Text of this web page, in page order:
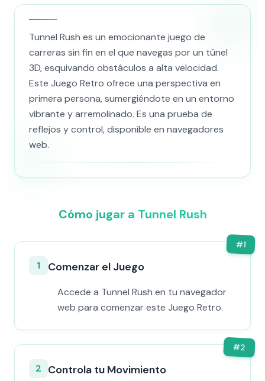
Tunnel Rush es un emocionante juego de
carreras sin fin en el que navegas por un túnel
3D, esquivando obstáculos a alta velocidad.
Este Juego Retro ofrece una perspectiva en
primera persona, sumergiéndote en un entorno
vibrante y arremolinado. Es una prueba de
reflejos y control, disponible en navegadores
web.
Cómo jugar a Tunnel Rush
#1
1 Comenzar el Juego
Accede a Tunnel Rush en tu navegador
web para comenzar este Juego Retro.
#2
2 Controla tu Movimiento